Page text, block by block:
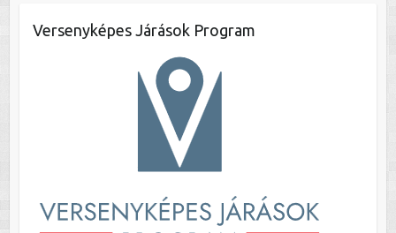
Versenyképes Járások Program